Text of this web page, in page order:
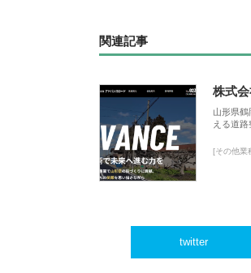
関連記事
株式
山形県
える道
[その他業
twitter